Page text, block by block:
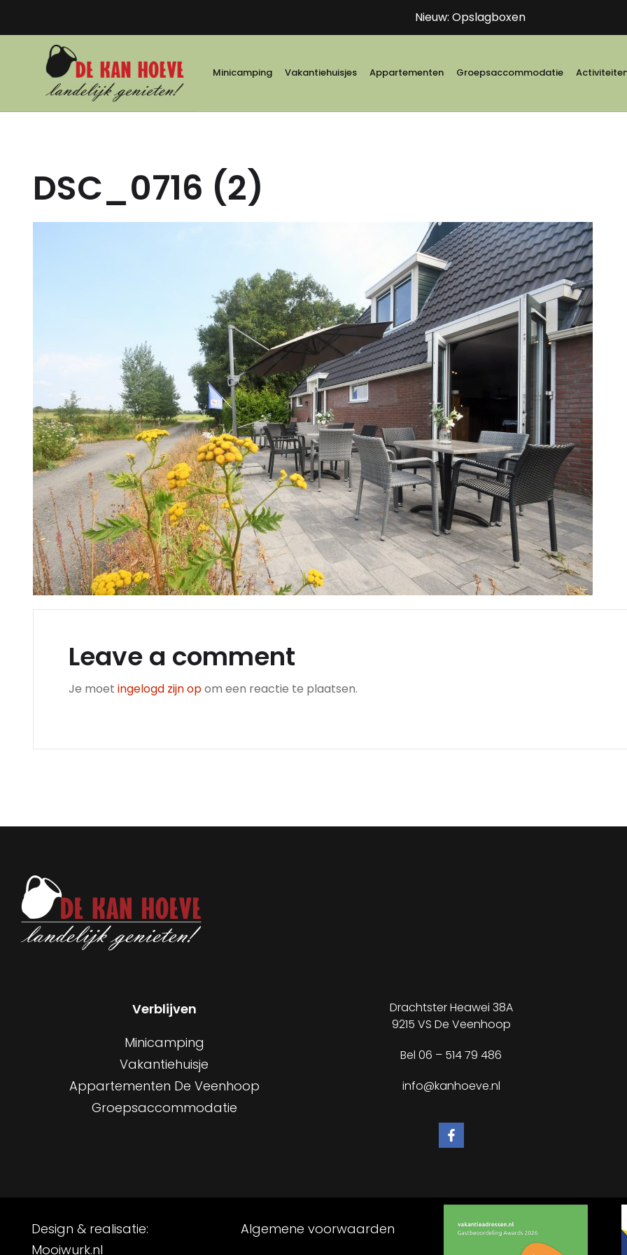
Nieuw: Opslagboxen
Minicamping Vakantiehuisjes Appartementen Groepsaccommodatie
DSC_0716 (2)
Leave a comment
Je moet ingelogd zijn opom een reactie te plaatsen.
Verblijven
Minicamping
Vakantiehuisje
Appartementen De Veenhoop
Groepsaccommodatie
Drachtster Heawei 38A
9215 VS De Veenhoop
Bel06 – 514 79 486
info@kanhoeve.nl
Design & realisatie:
Mooiwurk.nl
Algemene voorwaarden